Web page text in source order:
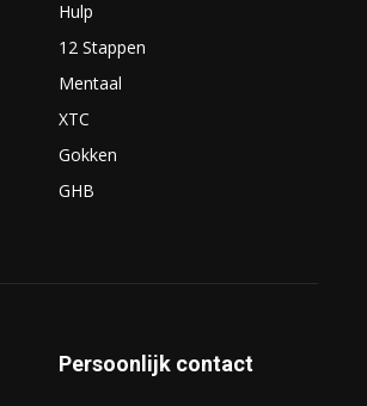
Hulp
12 Stappen
Mentaal
XTC
Gokken
GHB
Persoonlijk contact